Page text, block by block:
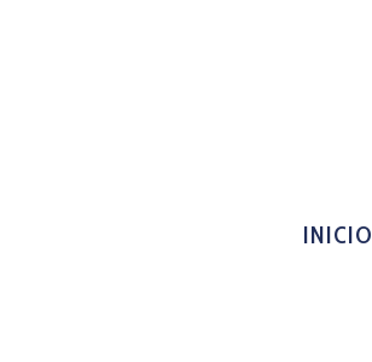
INICIO